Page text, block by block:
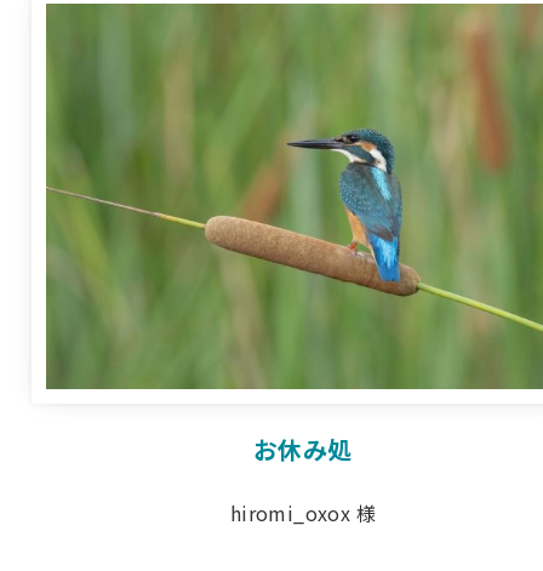
お休み処
hiromi_oxox 様